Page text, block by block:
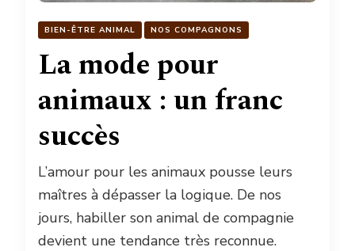
BIEN-ÊTRE ANIMAL NOS COMPAGNONS
La mode pour
animaux : un franc
succès
L’amour pour les animaux pousse leurs
maîtres à dépasser la logique. De nos
jours, habiller son animal de compagnie
devient une tendance très reconnue.